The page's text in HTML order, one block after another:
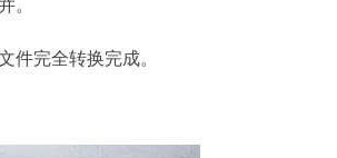
。
完全转换完成。